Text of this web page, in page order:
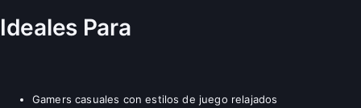
Ideales Para
Gamers casuales con estilos de juego relajados